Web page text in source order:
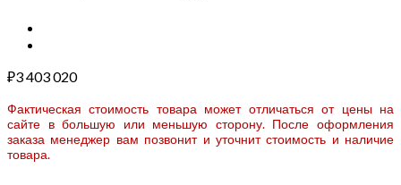
₽3 403 020
Фактическая стоимость товара может отличаться от цены на
сайте в большую или меньшую сторону. После оформления
заказа менеджер вам позвонит и уточнит стоимость и наличие
товара.